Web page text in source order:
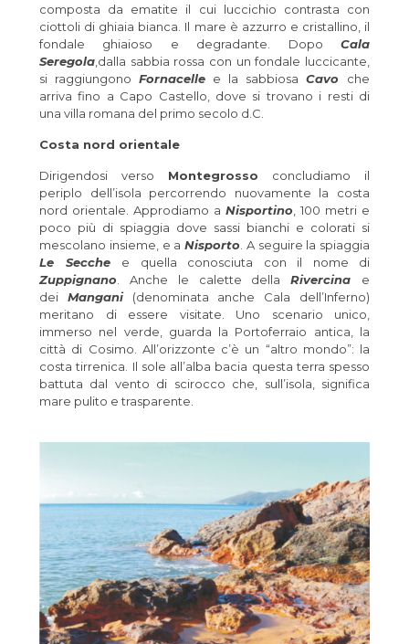
composta da ematite il cui luccichio contrasta con
ciottoli di ghiaia bianca. Il mare è azzurro e cristallino, il
fondale ghiaioso e degradante. Dopo Cala
Seregola ,dalla sabbia rossa con un fondale luccicante,
si raggiungono Fornacelle e la sabbiosa Cavo che
arriva fino a Capo Castello, dove si trovano i resti di
una villa romana del primo secolo d.C.
Costa nord orientale
Dirigendosi verso Montegrosso concludiamo il
periplo dell’isola percorrendo nuovamente la costa
nord orientale. Approdiamo a Nisportino , 100 metri e
poco più di spiaggia dove sassi bianchi e colorati si
mescolano insieme, e a Nisporto . A seguire la spiaggia
Le Secche
e quella conosciuta con il nome di
Zuppignano . Anche le calette dellaRivercina
e
dei Mangani(denominata anche Cala dell’Inferno)
meritano di essere visitate. Uno scenario unico,
immerso nel verde, guarda la Portoferraio antica, la
città di Cosimo. All’orizzonte c’è un “altro mondo”: la
costa tirrenica. Il sole all’alba bacia questa terra spesso
battuta dal vento di scirocco che, sull’isola, significa
mare pulito e trasparente.